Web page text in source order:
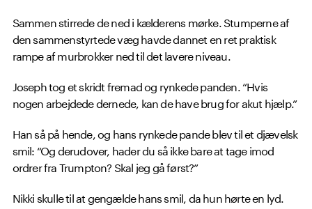
Sammen stirrede de ned i kælderens mørke. Stumperne af
den sammenstyrtede væg havde dannet en ret praktisk
rampe af murbrokker ned til det lavere niveau.
Joseph tog et skridt fremad og rynkede panden. “Hvis
nogen arbejdede dernede, kan de have brug for akut hjælp.”
Han så på hende, og hans rynkede pande blev til et djævelsk
smil: “Og derudover, hader du så ikke bare at tage imod
ordrer fra Trumpton? Skal jeg gå først?”
Nikki skulle til at gengælde hans smil, da hun hørte en lyd.